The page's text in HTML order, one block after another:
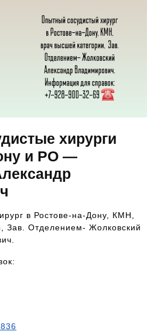
хирурги
и РО —
в Ростове-на-Дону, КМН,
Зав. Отделением- Жолковский